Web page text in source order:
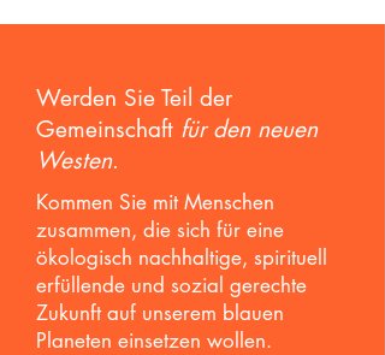
Werden Sie Teil der
Gemeinschaft für den neuen
Westen.
Kommen Sie mit Menschen
zusammen, die sich für eine
ökologisch nachhaltige, spirituell
erfüllende und sozial gerechte
Zukunft auf unserem blauen
Planeten einsetzen wollen.